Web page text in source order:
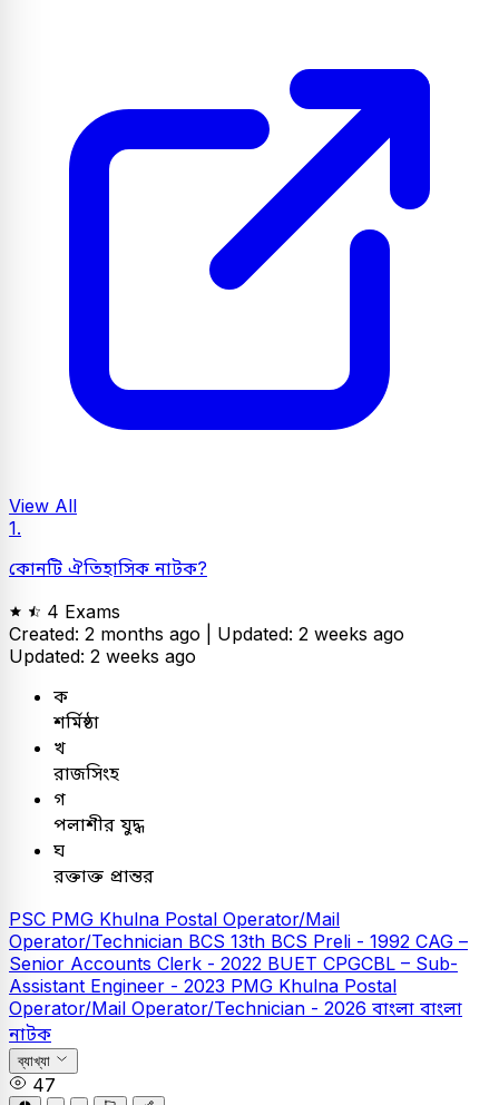
View All
1.
কোনটি ঐতিহাসিক নাটক?
4 Exams
Created: 2 months ago | Updated: 2 weeks ago
Updated: 2 weeks ago
ক
শর্মিষ্ঠা
খ
রাজসিংহ
গ
পলাশীর যুদ্ধ
ঘ
রক্তাক্ত প্রান্তর
PSC PMG Khulna Postal Operator/Mail
Operator/Technician BCS 13th BCS Preli - 1992 CAG –
Senior Accounts Clerk - 2022 BUET CPGCBL – Sub-
Assistant Engineer - 2023 PMG Khulna Postal
Operator/Mail Operator/Technician - 2026 বাংলা বাংলা
নাটক
ব্যাখ্যা
47